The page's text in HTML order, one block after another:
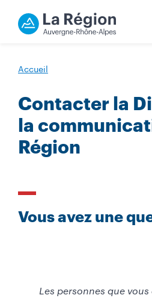
Accueil
Contacter la
la
Région
Vous avez une
Les personnes que